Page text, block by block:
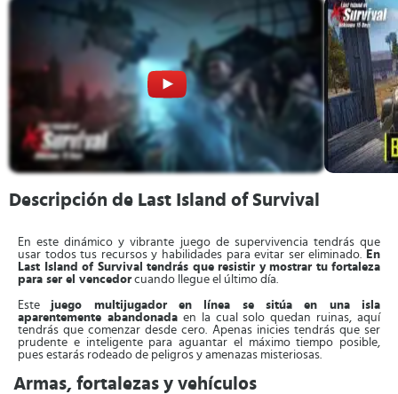
Descripción de Last Island of Survival
En este dinámico y vibrante juego de supervivencia tendrás que
usar todos tus recursos y habilidades para evitar ser eliminado. En
Last Island of Survival tendrás que resistir y mostrar tu fortaleza
para ser el vencedor cuando llegue el último día.
Este juego multijugador en línea se sitúa en una isla
aparentemente abandonadaen la cual solo quedan ruinas, aquí
tendrás que comenzar desde cero. Apenas inicies tendrás que ser
prudente e inteligente para aguantar el máximo tiempo posible,
pues estarás rodeado de peligros y amenazas misteriosas.
Armas, fortalezas y vehículos